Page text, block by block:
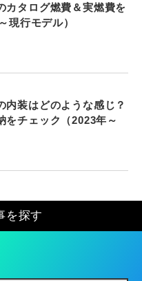
カタログ燃費＆実燃費を
現行モデル）
内装はどのような感じ？
をチェック（2023年～
を探す